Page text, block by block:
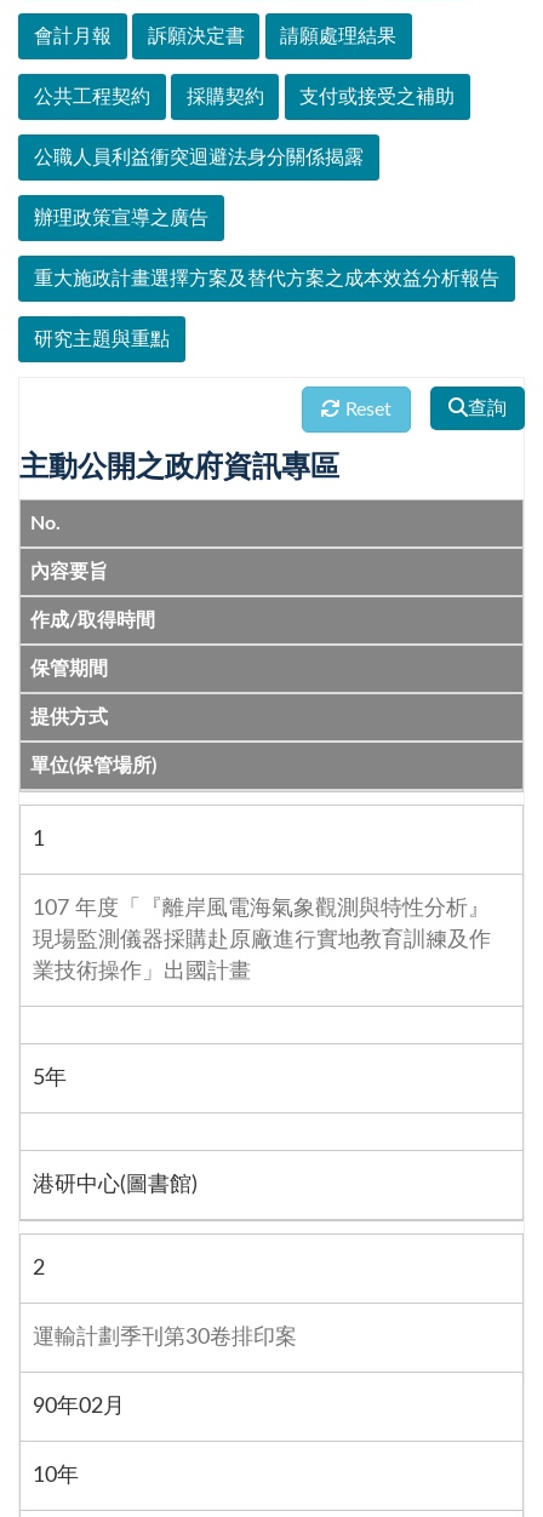
會計月報 訴願決定書 請願處理結果
公共工程契約 採購契約 支付或接受之補助
公職人員利益衝突迴避法身分關係揭露
辦理政策宣導之廣告
重大施政計畫選擇方案及替代方案之成本效益分析報告
研究主題與重點
查詢
Reset
主動公開之政府資訊專區
No.
內容要旨
作成/取得時間
保管期間
提供方式
單位(保管場所)
1
107 年度「『離岸風電海氣象觀測與特性分析』
現場監測儀器採購赴原廠進行實地教育訓練及作
業技術操作」出國計畫
5年
港研中心(圖書館)
2
運輸計劃季刊第30卷排印案
90年02月
10年